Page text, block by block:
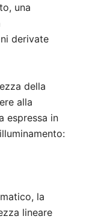
una
derivate
della
alla
espressa in
la
lineare